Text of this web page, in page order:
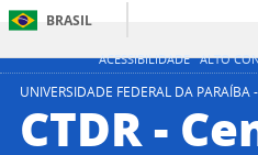
ACESSIBILIDADE ALTO
BRASIL
UNIVERSIDADE FEDERAL DA PARAÍBA
CTDR -